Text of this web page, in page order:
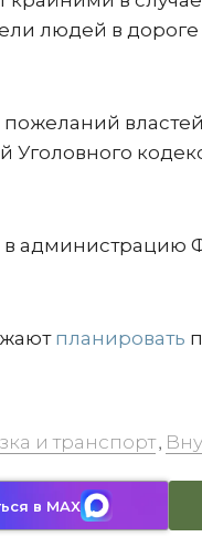
людей в дороге
в администрацию
планировать
и транспорт,
в MAX